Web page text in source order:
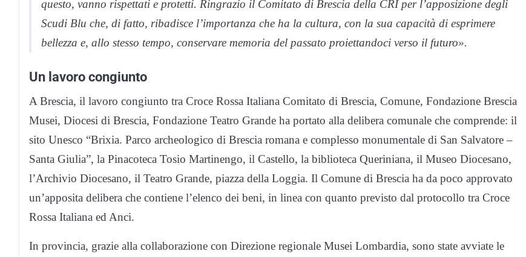
questo, vanno rispettati e protetti. Ringrazio il Comitato di Brescia della CRI per l’apposizione degli
Scudi Blu che, di fatto, ribadisce l’importanza che ha la cultura, con la sua capacità di esprimere
bellezza e, allo stesso tempo, conservare memoria del passato proiettandoci verso il futuro».
Un lavoro congiunto
A Brescia, il lavoro congiunto tra Croce Rossa Italiana Comitato di Brescia, Comune, Fondazione Brescia
Musei, Diocesi di Brescia, Fondazione Teatro Grande ha portato alla delibera comunale che comprende: il
sito Unesco “Brixia. Parco archeologico di Brescia romana e complesso monumentale di San Salvatore –
Santa Giulia”, la Pinacoteca Tosio Martinengo, il Castello, la biblioteca Queriniana, il Museo Diocesano,
l’Archivio Diocesano, il Teatro Grande, piazza della Loggia. Il Comune di Brescia ha da poco approvato
un’apposita delibera che contiene l’elenco dei beni, in linea con quanto previsto dal protocollo tra Croce
Rossa Italiana ed Anci.
In provincia, grazie alla collaborazione con Direzione regionale Musei Lombardia, sono state avviate le